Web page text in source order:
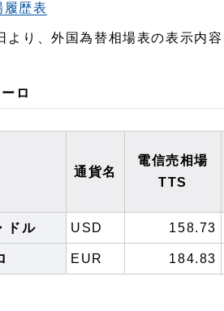
履歴表
より、外国為替相場表の表示内容
ロ
通貨名
電信売相場
TTS
ドル USD 158.73
EUR 184.83